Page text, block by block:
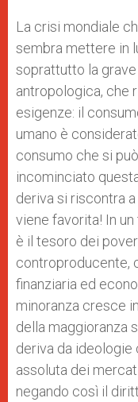
La crisi mondiale
sembra mettere in
soprattutto la
antropologica, che
esigenze: il
umano è
consumo che si
incominciato
deriva si riscontra
viene favorita! In
è il tesoro dei
controproducente,
finanziaria ed
minoranza cresce
della maggioranza
deriva da ideologie
assoluta dei
negando così il